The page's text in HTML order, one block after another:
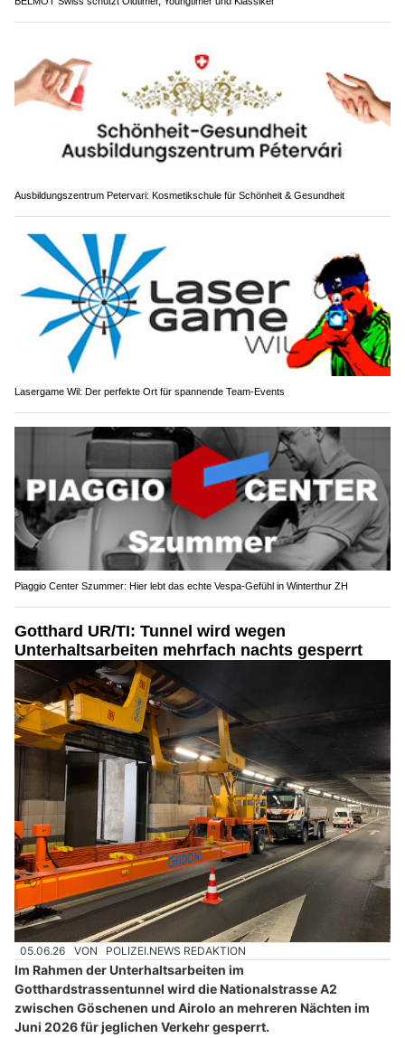
Ausbildungszentrum Petervari: Kosmetikschule für Schönheit & Gesundheit
Lasergame Wil: Der perfekte Ort für spannende Team-Events
Piaggio Center Szummer: Hier lebt das echte Vespa-Gefühl in Winterthur ZH
Gotthard UR/TI: Tunnel wird wegen
Unterhaltsarbeiten mehrfach nachts gesperrt
05.06.26 VON POLIZEI.NEWS REDAKTION
Im Rahmen der Unterhaltsarbeiten im
Gotthardstrassentunnel wird die Nationalstrasse A2
zwischen Göschenen und Airolo an mehreren Nächten im
Juni 2026 für jeglichen Verkehr gesperrt.